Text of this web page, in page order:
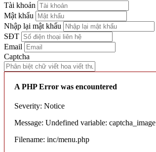
Tài khoản
Mật khẩu
Nhập lại mật khẩu
SĐT
Email
Captcha
A PHP Error was encountered
Severity: Notice
Message: Undefined variable: captcha_image
Filename: inc/menu.php